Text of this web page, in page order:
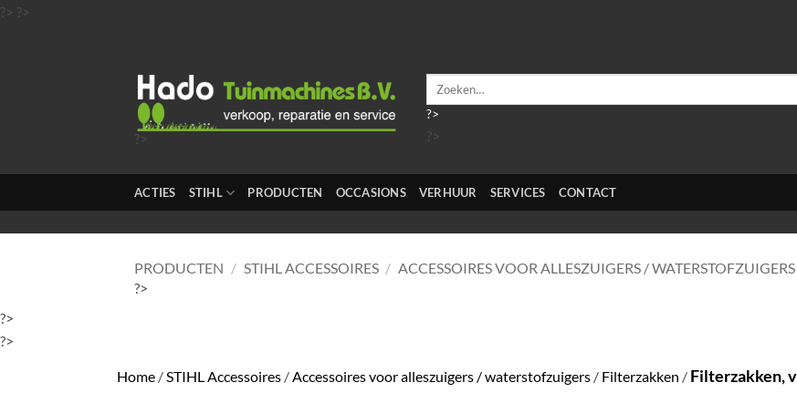
?> ?>
?>
Zoeken
?>
?>
ACTIES STIHL PRODUCTEN OCCASIONS VERHUUR SERVICES CONTACT
PRODUCTEN / STIHL ACCESSOIRES / ACCESSOIRES VOOR ALLESZUIGERS / WATERSTOFZUIGERS
?>
?>
?>
Home /STIHL Accessoires /Accessoires voor alleszuigers / waterstofzuigers / Filterzakken / Filterzakken,